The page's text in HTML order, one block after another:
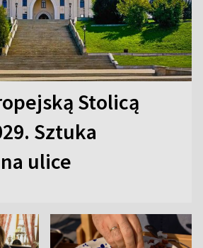
Stolicą
Sztuka
ulice